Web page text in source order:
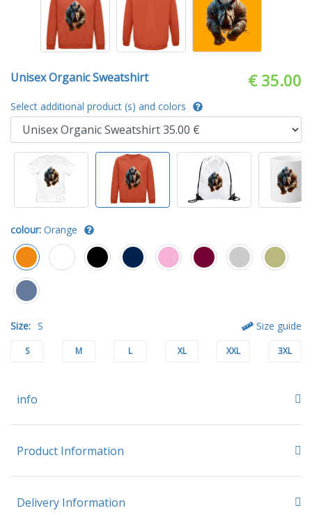
Unisex Organic Sweatshirt € 35.00
Select additional product (s) and colors
colour: Orange
Size: S Size guide
S M L XL XXL 3XL
info
Product Information
Delivery Information